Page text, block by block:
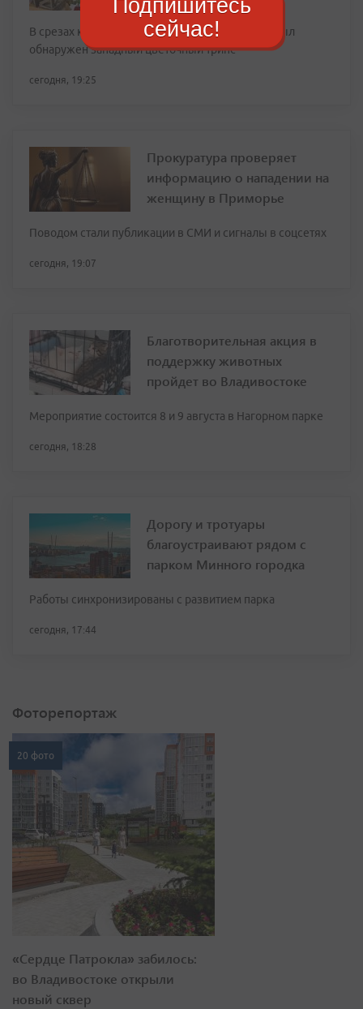
В срезах кустовой гвоздики и подсолнечника был
обнаружен западный цветочный трипс
сегодня, 19:25
Прокуратура проверяет
информацию о нападении на
женщину в Приморье
Поводом стали публикации в СМИ и сигналы в соцсетях
сегодня, 19:07
Благотворительная акция в
поддержку животных
пройдет во Владивостоке
Мероприятие состоится 8 и 9 августа в Нагорном парке
сегодня, 18:28
Дорогу и тротуары
благоустраивают рядом с
парком Минного городка
Работы синхронизированы с развитием парка
сегодня, 17:44
Фоторепортаж
20 фото
«Сердце Патрокла» забилось:
во Владивостоке открыли
новый сквер
Подпишитесь
сейчас!